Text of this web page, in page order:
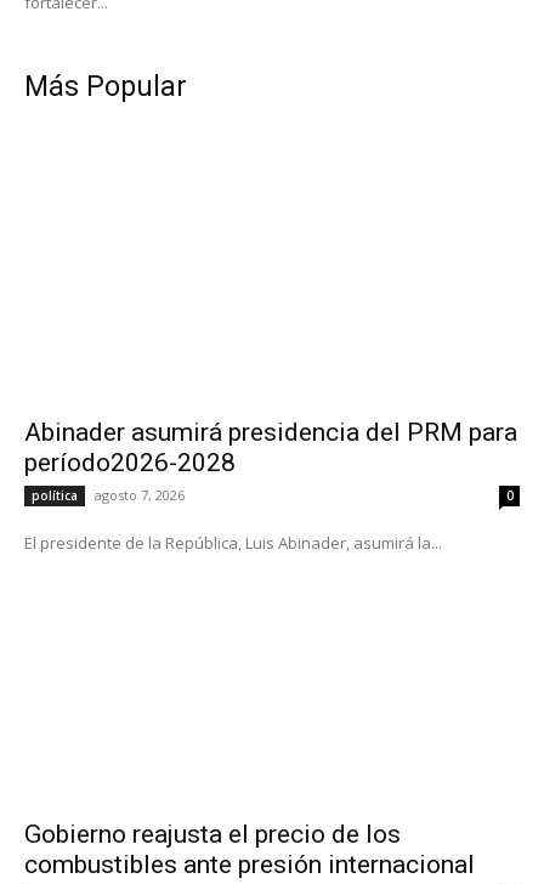
Más Popular
Abinader asumirá presidencia del PRM para
período2026-2028
política agosto 7, 2026 0
El presidente de la República, Luis Abinader, asumirá la...
Gobierno reajusta el precio de los
combustibles ante presión internacional